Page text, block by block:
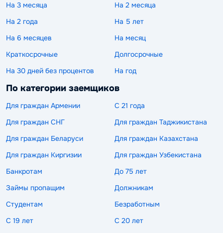
На 3 месяца
На 2 месяца
На 2 года
На 5 лет
На 6 месяцев
На месяц
Краткосрочные
Долгосрочные
На 30 дней без процентов
На год
По категории заемщиков
Для граждан Армении
С 21 года
Для граждан СНГ
Для граждан Таджикистана
Для граждан Беларуси
Для граждан Казахстана
Для граждан Киргизии
Для граждан Узбекистана
Банкротам
До 75 лет
Займы пропащим
Должникам
Студентам
Безработным
С 19 лет
С 20 лет